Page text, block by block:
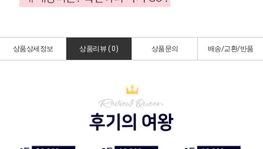
상품상세정보 상품리뷰 ( 0) 상품문의 배송/교환/반품